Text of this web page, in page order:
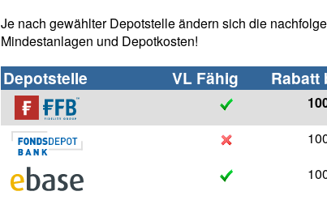
Je nach gewählter Depotstelle ändern sich die
Mindestanlagen und Depotkosten!
Depotstelle VL Fähig Rabatt